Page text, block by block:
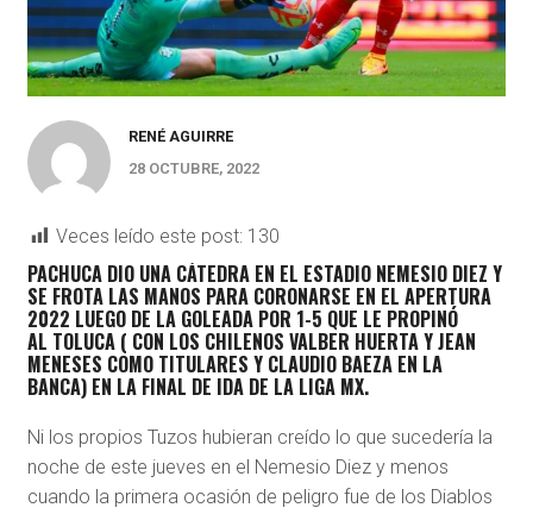
RENÉ AGUIRRE
28 OCTUBRE, 2022
Veces leído este post: 130
PACHUCADIO UNA CÁTEDRA EN EL ESTADIO NEMESIO DIEZ Y
SE FROTA LAS MANOS PARA CORONARSE EN EL APERTURA
2022 LUEGO DE LA GOLEADA POR 1-5 QUE LE PROPINÓ
AL TOLUCA( CON LOS CHILENOS VALBER HUERTA Y JEAN
MENESES COMO TITULARES Y CLAUDIO BAEZAEN LA
BANCA) EN LA FINAL DE IDADE LA LIGA MX.
Ni los propios Tuzos hubieran creído lo que sucedería la
noche de este jueves en el Nemesio Diez y menos
cuando la primera ocasión de peligro fue de los Diablos